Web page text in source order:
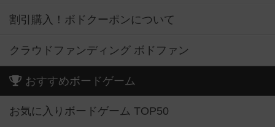
割引購入！ボドクーポンについて
クラウドファンディング ボドファン
おすすめボードゲーム
お気に入りボードゲーム TOP50